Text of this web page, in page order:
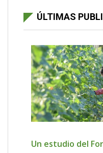
ÚLTIMAS
Un estudio del